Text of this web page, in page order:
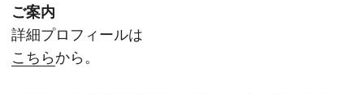
ご案内
詳細プロフィールは
こちらから。